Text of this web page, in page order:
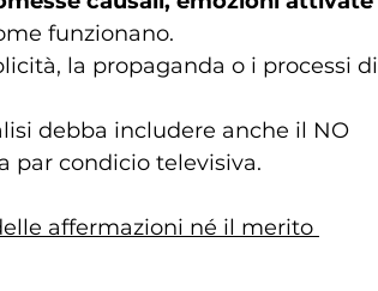
funzionano.
la propaganda o i processi di
debba includere anche il NO
par condicio televisiva.
affermazioni né il merito